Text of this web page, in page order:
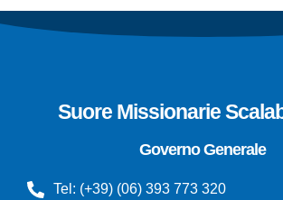
Suore Missionarie
Governo Generale
Tel: (+39) (06) 393 773 320